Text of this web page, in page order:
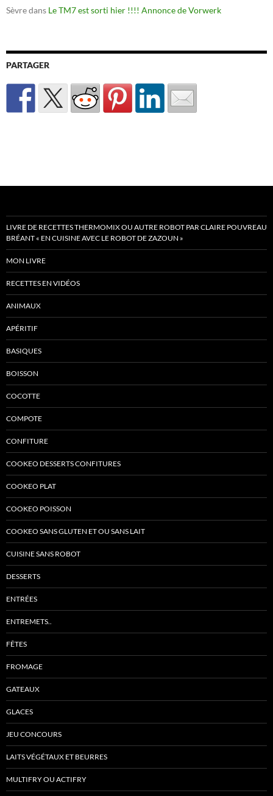
Sèvredans Le TM7 est sorti hier !!!! Annonce de Vorwerk
PARTAGER
LIVRE DE RECETTES THERMOMIX OU AUTRE ROBOT PAR CLAIRE POUVREAU
BRÉANT « EN CUISINE AVEC LE ROBOT DE ZAZOUN »
MON LIVRE
RECETTES EN VIDÉOS
ANIMAUX
APÉRITIF
BASIQUES
BOISSON
COCOTTE
COMPOTE
CONFITURE
COOKEO DESSERTS CONFITURES
COOKEO PLAT
COOKEO POISSON
COOKEO SANS GLUTEN ET OU SANS LAIT
CUISINE SANS ROBOT
DESSERTS
ENTRÉES
ENTREMETS..
FÊTES
FROMAGE
GATEAUX
GLACES
JEU CONCOURS
LAITS VÉGÉTAUX ET BEURRES
MULTIFRY OU ACTIFRY